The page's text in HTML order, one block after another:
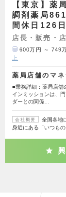
【東京】薬
調剤薬局
間休日126日
店長・販売・
600万円 ～ 749
上
薬局店舗のマ
■業務詳細：薬局店舗
インミッションは、
ダーとの関係…
会社概要
全国各地
身近にある「いつも